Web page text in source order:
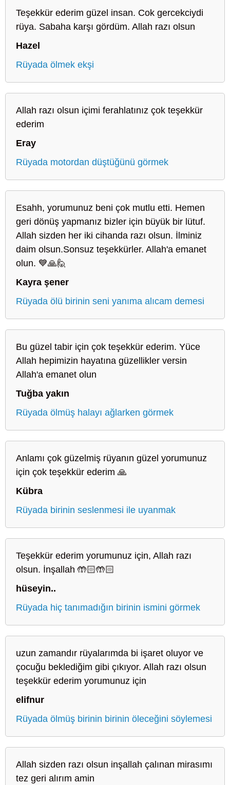
Teşekkür ederim güzel insan. Cok gercekciydi
rüya. Sabaha karşı gördüm. Allah razı olsun
Hazel
Rüyada ölmek ekşi
Allah razı olsun içimi ferahlatınız çok teşekkür
ederim
Eray
Rüyada motordan düştüğünü görmek
Esahh, yorumunuz beni çok mutlu etti. Hemen
geri dönüş yapmanız bizler için büyük bir lütuf.
Allah sizden her iki cihanda razı olsun. İlminiz
daim olsun.Sonsuz teşekkürler. Allah'a emanet
olun. 💙🙏🙋
Kayra şener
Rüyada ölü birinin seni yanıma alıcam demesi
Bu güzel tabir için çok teşekkür ederim. Yüce
Allah hepimizin hayatına güzellikler versin
Allah'a emanet olun
Tuğba yakın
Rüyada ölmüş halayı ağlarken görmek
Anlamı çok güzelmiş rüyanın güzel yorumunuz
için çok teşekkür ederim 🙏
Kübra
Rüyada birinin seslenmesi ile uyanmak
Teşekkür ederim yorumunuz için, Allah razı
olsun. İnşallah 🤲🏻🤲🏻
hüseyin..
Rüyada hiç tanımadığın birinin ismini görmek
uzun zamandır rüyalarımda bi işaret oluyor ve
çocuğu beklediğim gibi çıkıyor. Allah razı olsun
teşekkür ederim yorumunuz için
elifnur
Rüyada ölmüş birinin birinin öleceğini söylemesi
Allah sizden razı olsun inşallah çalınan mirasımı
tez geri alırım amin